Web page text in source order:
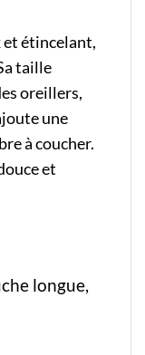
et étincelant,
taille
oreillers,
une
à coucher.
et
longue,